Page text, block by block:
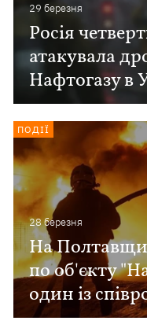
29 березня
Росія
атакувала
Нафтогазу в
28 березня
На
по об'єкту
один із
ПОДІЇ